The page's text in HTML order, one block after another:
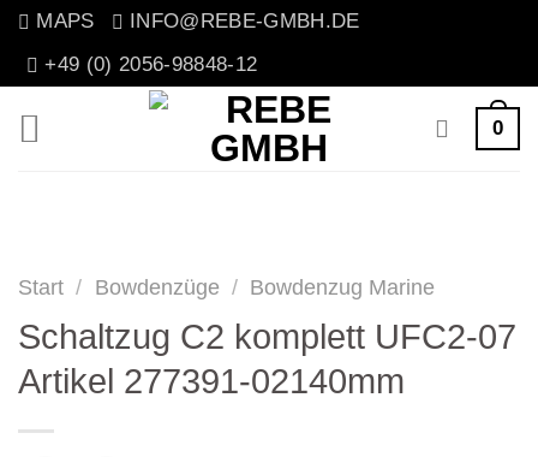
Zum
Inhalt
MAPS
INFO@REBE-GMBH.DE
+49 (0) 2056-98848-12
0
Start / Bowdenzüge / Bowdenzug Marine
Schaltzug C2 komplett UFC2-07
Artikel 277391-02140mm